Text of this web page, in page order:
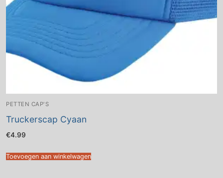
PETTEN CAP'S
Truckerscap Cyaan
€4.99
Toevoegen aan winkelwagen